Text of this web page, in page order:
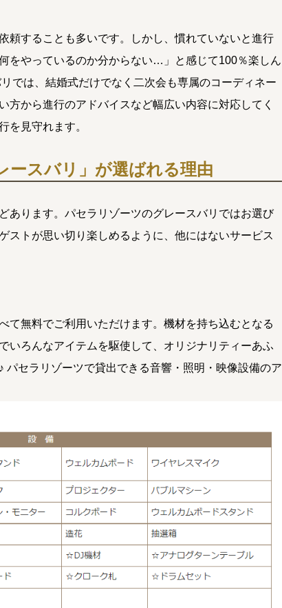
頼することも多いです。しかし、慣れていないと進行
をやっているのか分からない…」と感じて100％楽しん
では、結婚式だけでなく二次会も専属のコーディネー
方から進行のアドバイスなど幅広い内容に対応してく
を見守れます。
ースバリ」が選ばれる理由
あります。パセラリゾーツのグレースバリではお選び
ストが思い切り楽しめるように、他にはないサービス
て無料でご利用いただけます。機材を持ち込むとなる
いろんなアイテムを駆使して、オリジナリティーあふ
パセラリゾーツで貸出できる音響・照明・映像設備のア